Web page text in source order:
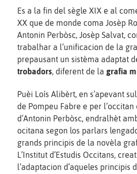
Es a la fin del sègle XIX e al
XX que de monde coma Josèp
Antonin Perbòsc, Josèp Salvat,
trabalhar a l’unificacion de la
prepausant un sistèma adaptat
trobadors, diferent de la grafia
Puèi Loís Alibèrt, en s’apevant
de Pompeu Fabre e per l’occitan
d’Antonin Perbòsc, endralhèt
ocitana segon los parlars
grands principis de la novèla
L’Institut d’Estudis Occitans,
l’adaptacion d’aqueles principis